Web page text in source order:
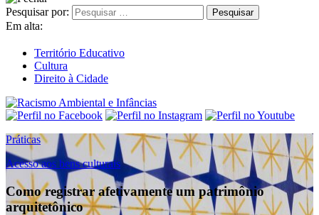
Pesquisar por:
Em alta:
Território Educativo
Cultura
Direito à Cidade
Práticas
Acesso aos bens culturais
Como registrar afetivamente um patrimônio
arquitetônico